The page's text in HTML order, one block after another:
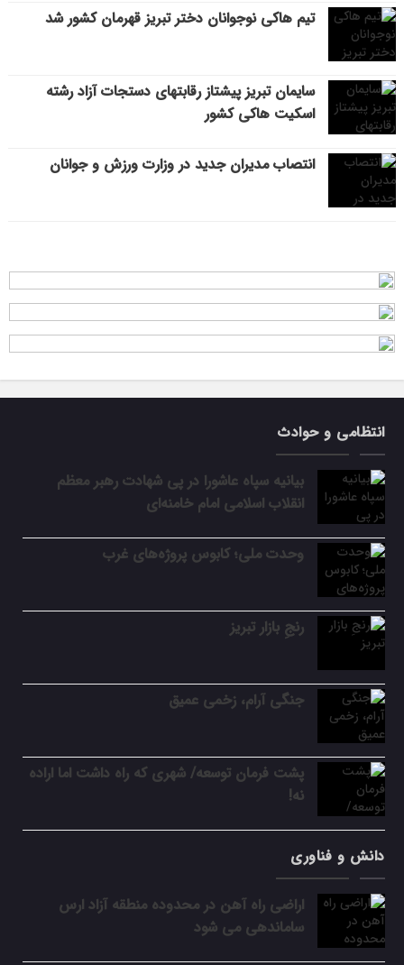
تیم هاکی نوجوانان دختر تبریز قهرمان کشور شد
سایمان تبریز پیشتاز رقابتهای دستجات آزاد رشته
اسکیت هاکی کشور
انتصاب مدیران جدید در وزارت ورزش و جوانان
انتظامی و حوادث
بیانیه سپاه عاشورا در پی شهادت رهبر معظم
انقلاب اسلامی امام خامنه‌ای
وحدت ملی؛ کابوس پروژه‌های غرب
رنجِ بازار تبریز
جنگی آرام، زخمی عمیق
پشت فرمان توسعه/ شهری که راه داشت اما اراده
نه!
دانش و فناوری
اراضی راه آهن در محدوده منطقه آزاد ارس
ساماندهی می شود